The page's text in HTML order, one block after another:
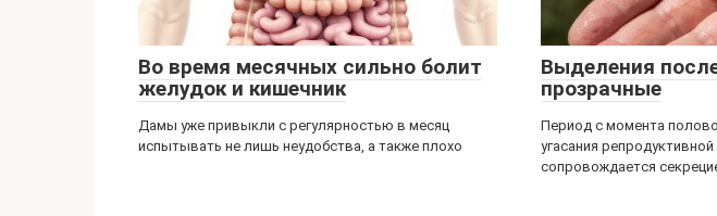
Во время месячных сильно болит
желудок и кишечник
Дамы уже привыкли с регулярностью в месяц
испытывать не лишь неудобства, а также плохо
Выделения
прозрачные
Период с момента
угасания
сопровождается